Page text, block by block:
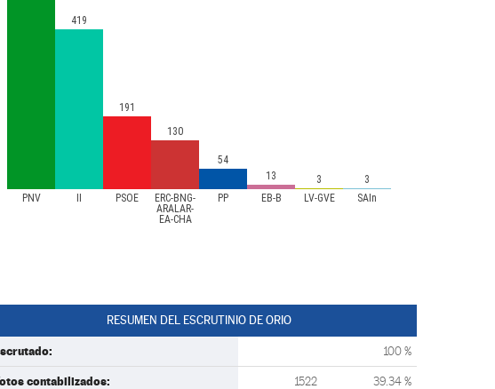
PNV PSOE
ERC-BNG-
ARALAR-
EA-CHA
PP EB-B LV-GVE SAIn
419
191
130
54
13
3 3
RESUMEN DEL ESCRUTINIO DE ORIO
100 %
contabilizados: 1522 39.34 %